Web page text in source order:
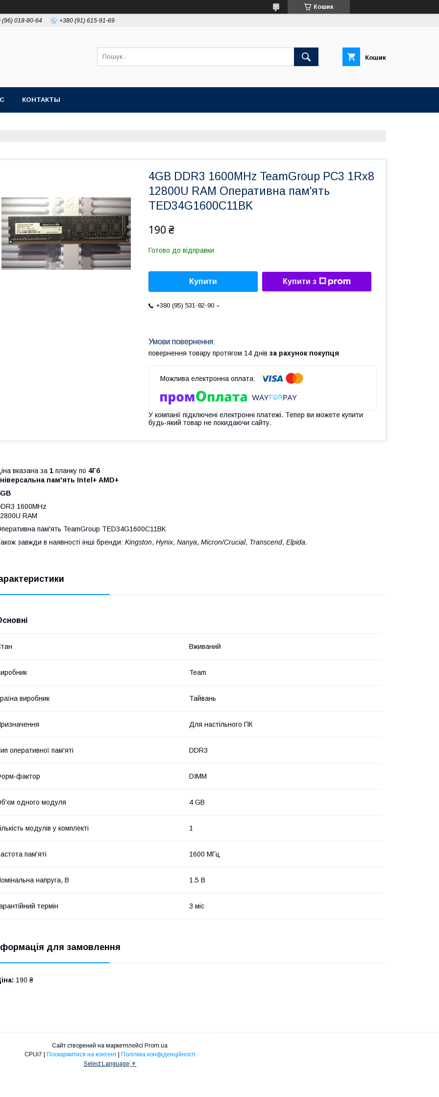
Кошик
(96) 018-80-64 +380 (91) 615-91-69
Кошик
КОНТАКТЫ
4GB DDR3 1600MHz TeamGroup PC3 1Rx8
12800U RAM Оперативна пам'ять
TED34G1600C11BK
190 ₴
Готово до відправки
Купити Купити з
+380 (95) 531-82-90
повернення товару протягом 14 днів за рахунок покупця
У компанії підключені електронні платежі. Тепер ви можете купити
будь-який товар не покидаючи сайту.
вказана за 1 планку по 4Гб
пам'ять Intel+ AMD+
1600MHz
RAM
пам'ять TeamGroup TED34G1600C11BK
завжди в наявності інші бренди: Kingston, Hynix, Nanya, Micron/Crucial, Transcend, Elpida.
Вживаний
Team
виробник Тайвань
Для настільного ПК
оперативної пам'яті DDR3
фактор DIMM
одного модуля 4 GB
модулів у комплекті 1
пам'яті 1600 МГц
напруга, В 1.5 В
термін 3 міс
для замовлення
190 ₴
Сайт створений на маркетплейсі Prom.ua
CPUi7 | Поскаржитися на контент | Політика конфіденційності
Select Language ▼